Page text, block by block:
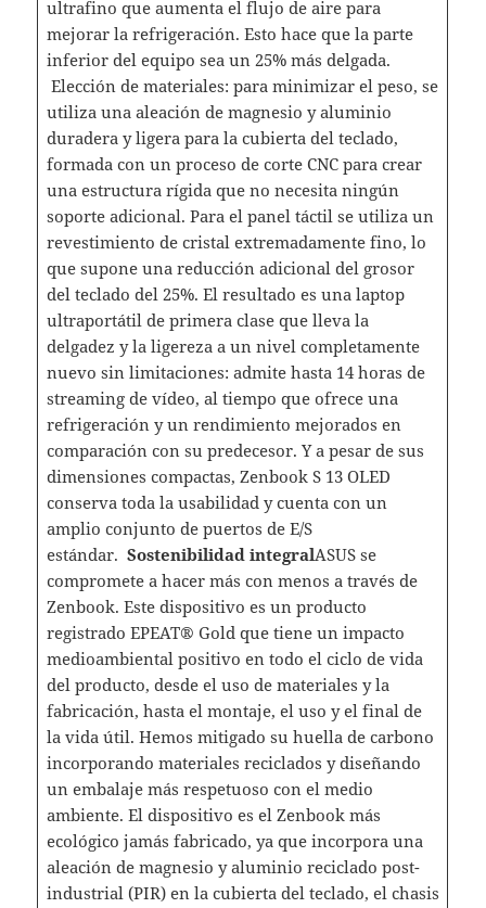
ultrafino que aumenta el flujo de aire para
mejorar la refrigeración. Esto hace que la parte
inferior del equipo sea un 25% más delgada.
Elección de materiales: para minimizar el peso, se
utiliza una aleación de magnesio y aluminio
duradera y ligera para la cubierta del teclado,
formada con un proceso de corte CNC para crear
una estructura rígida que no necesita ningún
soporte adicional. Para el panel táctil se utiliza un
revestimiento de cristal extremadamente fino, lo
que supone una reducción adicional del grosor
del teclado del 25%. El resultado es una laptop
ultraportátil de primera clase que lleva la
delgadez y la ligereza a un nivel completamente
nuevo sin limitaciones: admite hasta 14 horas de
streaming de vídeo, al tiempo que ofrece una
refrigeración y un rendimiento mejorados en
comparación con su predecesor. Y a pesar de sus
dimensiones compactas, Zenbook S 13 OLED
conserva toda la usabilidad y cuenta con un
amplio conjunto de puertos de E/S
estándar. Sostenibilidad integralASUS se
compromete a hacer más con menos a través de
Zenbook. Este dispositivo es un producto
registrado EPEAT® Gold que tiene un impacto
medioambiental positivo en todo el ciclo de vida
del producto, desde el uso de materiales y la
fabricación, hasta el montaje, el uso y el final de
la vida útil. Hemos mitigado su huella de carbono
incorporando materiales reciclados y diseñando
un embalaje más respetuoso con el medio
ambiente. El dispositivo es el Zenbook más
ecológico jamás fabricado, ya que incorpora una
aleación de magnesio y aluminio reciclado post-
industrial (PIR) en la cubierta del teclado, el chasis